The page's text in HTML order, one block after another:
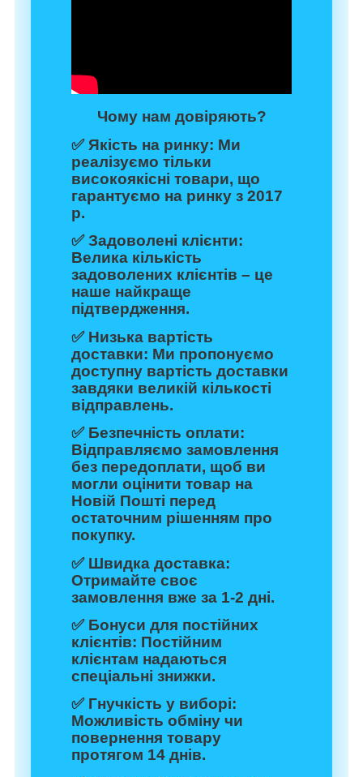
Чому нам довіряють?
✅ Якість на ринку: Ми
реалізуємо тільки
високоякісні товари, що
гарантуємо на ринку з 2017
р.
✅Задоволені клієнти:
Велика кількість
задоволених клієнтів – це
наше найкраще
підтвердження.
✅ Низька вартість
доставки: Ми пропонуємо
доступну вартість доставки
завдяки великій кількості
відправлень.
✅ Безпечність оплати:
Відправляємо замовлення
без передоплати, щоб ви
могли оцінити товар на
Новій Пошті перед
остаточним рішенням про
покупку.
✅ Швидка доставка:
Отримайте своє
замовлення вже за 1-2 дні.
✅ Бонуси для постійних
клієнтів: Постійним
клієнтам надаються
спеціальні знижки.
✅ Гнучкість у виборі:
Можливість обміну чи
повернення товару
протягом 14 днів.